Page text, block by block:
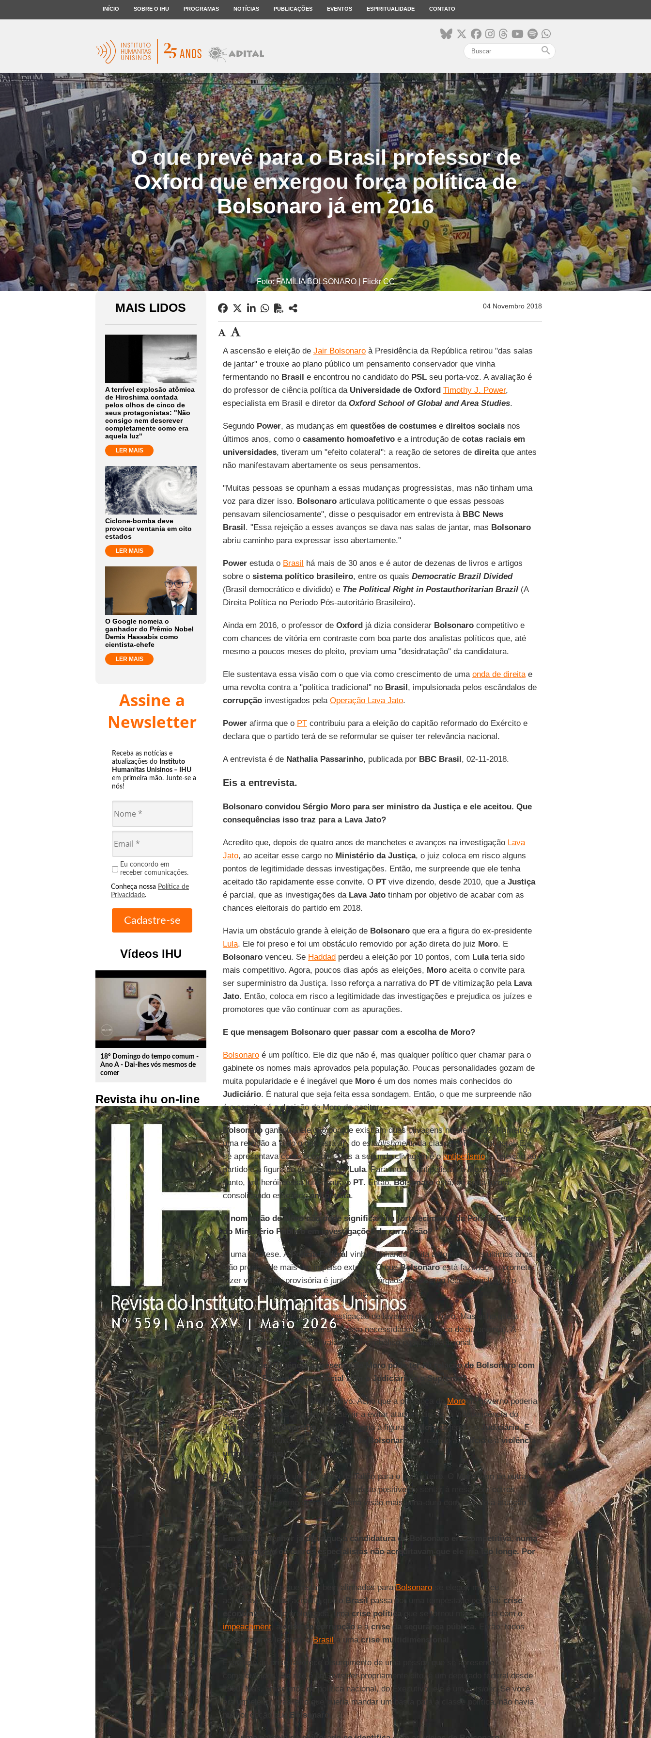
INÍCIO SOBRE O IHU PROGRAMAS NOTÍCIAS PUBLICAÇÕES EVENTOS ESPIRITUALIDADE CONTATO
search
O que prevê para o Brasil professor de
Oxford que enxergou força política de
Bolsonaro já em 2016
Foto: FAMÍLIA BOLSONARO | Flickr CC
MAIS LIDOS
A terrível explosão atômica
de Hiroshima contada
pelos olhos de cinco de
seus protagonistas: "Não
consigo nem descrever
completamente como era
aquela luz"
LER MAIS
Ciclone-bomba deve
provocar ventania em oito
estados
LER MAIS
O Google nomeia o
ganhador do Prêmio Nobel
Demis Hassabis como
cientista-chefe
LER MAIS
Assine a
Newsletter
Receba as notícias e
atualizações do Instituto
Humanitas Unisinos – IHU
em primeira mão. Junte-se a
nós!
Eu concordo em
receber comunicações.
Conheça nossa Política de
Privacidade.
Vídeos IHU
play_circle_outline
18º Domingo do tempo comum -
Ano A - Dai-lhes vós mesmos de
comer
Revista ihu on-line
04 Novembro 2018
A ascensão e eleição de Jair Bolsonaroà Presidência da República retirou "das salas
de jantar" e trouxe ao plano público um pensamento conservador que vinha
fermentando noBrasil e encontrou no candidato do PSLseu porta-voz. A avaliação é
do professor de ciência política da Universidade de Oxford Timothy J. Power,
especialista em Brasil e diretor da Oxford School of Global and Area Studies.
Segundo Power, as mudanças em questões de costumes edireitos sociaisnos
últimos anos, como o casamento homoafetivoe a introdução de cotas raciais em
universidades, tiveram um "efeito colateral": a reação de setores de direitaque antes
não manifestavam abertamente os seus pensamentos.
"Muitas pessoas se opunham a essas mudanças progressistas, mas não tinham uma
voz para dizer isso. Bolsonaroarticulava politicamente o que essas pessoas
pensavam silenciosamente", disse o pesquisador em entrevista à BBC News
Brasil. "Essa rejeição a esses avanços se dava nas salas de jantar, mas Bolsonaro
abriu caminho para expressar isso abertamente."
Powerestuda o Brasil há mais de 30 anos e é autor de dezenas de livros e artigos
sobre o sistema político brasileiro, entre os quais Democratic Brazil Divided
(Brasil democrático e dividido) e The Political Right in Postauthoritarian Brazil (A
Direita Política no Período Pós-autoritário Brasileiro).
Ainda em 2016, o professor de Oxfordjá dizia considerar Bolsonarocompetitivo e
com chances de vitória em contraste com boa parte dos analistas políticos que, até
mesmo a poucos meses do pleito, previam uma "desidratação" da candidatura.
Ele sustentava essa visão com o que via como crescimento de uma onda de direitae
uma revolta contra a "política tradicional" no Brasil, impulsionada pelos escândalos de
corrupçãoinvestigados pela Operação Lava Jato.
Powerafirma que o PTcontribuiu para a eleição do capitão reformado do Exército e
declara que o partido terá de se reformular se quiser ter relevância nacional.
A entrevista é de Nathalia Passarinho, publicada por BBC Brasil, 02-11-2018.
Eis a entrevista.
Bolsonaro convidou Sérgio Moro para ser ministro da Justiça e ele aceitou. Que
consequências isso traz para a Lava Jato?
Acredito que, depois de quatro anos de manchetes e avanços na investigação Lava
Jato, ao aceitar esse cargo no Ministério da Justiça, o juiz coloca em risco alguns
pontos de legitimidade dessas investigações. Então, me surpreende que ele tenha
aceitado tão rapidamente esse convite. O PTvive dizendo, desde 2010, que a Justiça
é parcial, que as investigações da Lava Jatotinham por objetivo de acabar com as
chances eleitorais do partido em 2018.
Havia um obstáculo grande à eleição de Bolsonaroque era a figura do ex-presidente
Lula. Ele foi preso e foi um obstáculo removido por ação direta do juiz Moro. E
Bolsonarovenceu. Se Haddadperdeu a eleição por 10 pontos, com Lulateria sido
mais competitivo. Agora, poucos dias após as eleições, Moroaceita o convite para
ser superministro da Justiça. Isso reforça a narrativa do PTde vitimização pela Lava
Jato. Então, coloca em risco a legitimidade das investigações e prejudica os juízes e
promotores que vão continuar com as apurações.
E que mensagem Bolsonaro quer passar com a escolha de Moro?
Bolsonaroé um político. Ele diz que não é, mas qualquer político quer chamar para o
gabinete os nomes mais aprovados pela população. Poucas personalidades gozam de
muita popularidade e é inegável que Moroé um dos nomes mais conhecidos do
Judiciário. É natural que seja feita essa sondagem. Então, o que me surpreende não
é o convite, é a decisão de Moro de aceitar.
Bolsonaroganhou a eleição porque existiam duas clivagens no eleitorado. Primeiro,
uma rejeição a 'tudo o que está aí', do establishment,da classe política em geral. Ele
se apresentava comooutsider. Mas a segunda clivagem é oantipetismo, a rejeição ao
partido e à figura do ex-presidenteLula. Para muitos antipetistas oMoroera um
santo, um herói dessa luta contra o PT. Então,Bolsonaroestá, de certa forma,
consolidando esse laçoantipetista.
A nomeação de Moro não pode significar um fortalecimento da Polícia Federal e
do Ministério Público em investigações de corrupção?
É uma hipótese. APolícia Federal vinha ganhando muita autonomia nos últimos anos.
Não precisa de mais um impulso externo. O queBolsonaroestá fazendo ou promete
fazer via medida provisória é juntar vários órgãos do governo federal, inclusive o
COAF, para o superministério da Justiça.
OMoro é especializado na investigação de lavagem de dinheiro. Mas acho que a
Polícia Federaljá está bem sem essa necessidade (de reforço de autonomia). A
indicação doMoro tem um valor maior simbólico do que operacional.
Que tipo de influência a presença de Moro pode ter na relação de Bolsonaro com
os outros Poderes, em especial com o Judiciário e o Supremo?
Estou tentando ver um lado positivo. Acho que a presença do Morono governo poderia
evitar duas coisas. Primeiro, pode vir a evitar ataques diretos à independência do
Judiciárioe aoSupremo, porque caberia à figura doMorodefender o Judiciário. E
talvez possa mudar um pouco o tom do
Bolsonaroem relação àpolícia e àviolência
urbana
noBrasil.
Bolsonaropropõe um tipo de lei de Talião para o país inteiro. O Morovem de outra
tradição. Pode ser que ele tenha um efeito positivo ao sentar à mesa com outros
ministros do governo que adotam uma visão mais linha-dura com relação à atuação
policial.
Em 2016, o senhor já dizia que a candidatura de Bolsonaro era competitiva, numa
época em que os outros especialistas não acreditavam que ele iria tão longe. Por
quê?
Os astros teriam que estar bem alinhados paraBolsonarose eleger, mas eu
acreditava e ainda acredito que o Brasilpassa por uma tempestade perfeita: crise
econômica muito prolongada, uma crise política
que se tornou mais aguda com o
impeachment, acrise da corrupçãoe acrise da segurança pública
. Então, todos
esses fatores levaram oBrasil a umacrise multidimensional
Esse tipo de crise favorece o surgimento de uma pessoa que se apresente
comooutsider . Ele não é um outsiderpropriamente dito, é um deputado federal desde
1990. Mas, em termos de política nacional, do Executivo, ele é um outsider. Se você
era um eleitor brasileiro que queria mandar um basta para a classe política, não havia
melhor opção que
Bolsonaro